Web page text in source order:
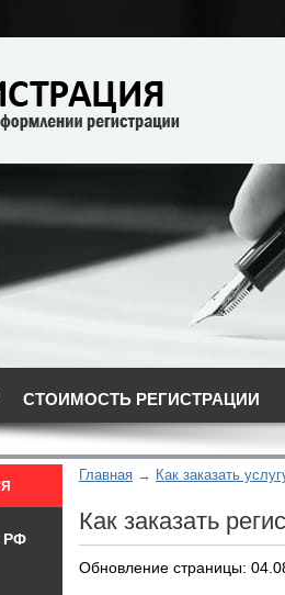
СТОИМОСТЬ РЕГИСТРАЦИИ
Главная Как заказать
Как заказать
Обновление страницы:
РФ